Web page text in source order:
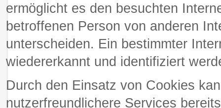
ermöglicht es den besuchten
betroffenen Person von anderen
unterscheiden. Ein bestimmter
wiedererkannt und identifiziert
Durch den Einsatz von Cookies
nutzerfreundlichere Services